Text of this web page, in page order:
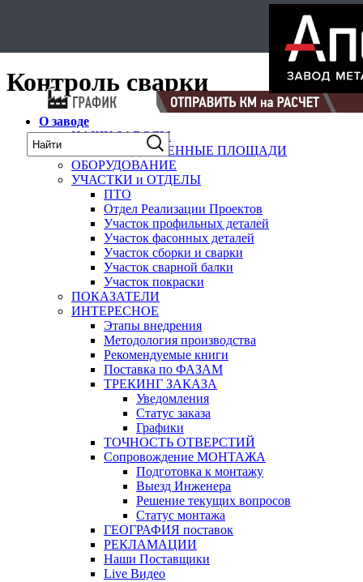
Контроль сварки
О заводе
НАШИ ЗАВОДЫ
ПРОИЗВОДСТВЕННЫЕ ПЛОЩАДИ
ОБОРУДОВАНИЕ
УЧАСТКИ и ОТДЕЛЫ
ПТО
Отдел Реализации Проектов
Участок профильных деталей
Участок фасонных деталей
Участок сборки и сварки
Участок сварной балки
Участок покраски
ПОКАЗАТЕЛИ
ИНТЕРЕСНОЕ
Этапы внедрения
Методология производства
Рекомендуемые книги
Поставка по ФАЗАМ
ТРЕКИНГ ЗАКАЗА
Уведомления
Статус заказа
Графики
ТОЧНОСТЬ ОТВЕРСТИЙ
Сопровождение МОНТАЖА
Подготовка к монтажу
Выезд Инженера
Решение текущих вопросов
Статус монтажа
ГЕОГРАФИЯ поставок
РЕКЛАМАЦИИ
Наши Поставщики
Live Видео